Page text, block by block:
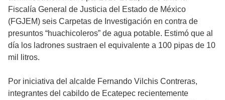
Fiscalía General de Justicia del Estado de México
(FGJEM) seis Carpetas de Investigación en contra de
presuntos “huachicoleros” de agua potable. Estimó que al
día los ladrones sustraen el equivalente a 100 pipas de 10
mil litros.
Por iniciativa del alcalde Fernando Vilchis Contreras,
integrantes del cabildo de Ecatepec recientemente